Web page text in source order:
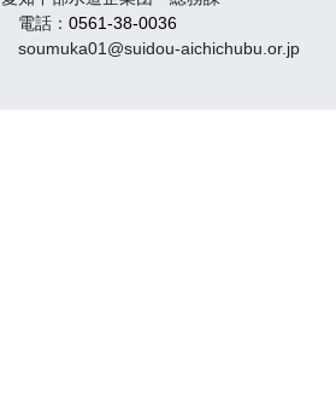
電話： 0561-38-0036
soumuka01@suidou-aichichubu.or.jp